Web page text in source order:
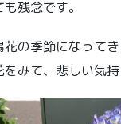
も残念です。
花の季節になってき
をみて、悲しい気